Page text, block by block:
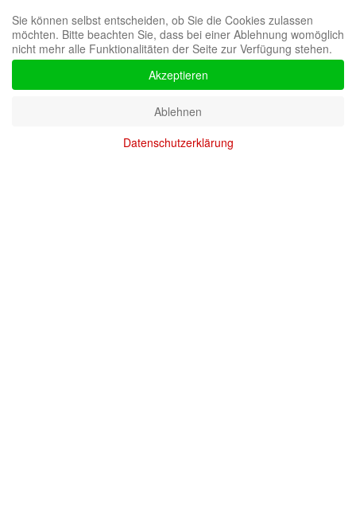
Sie können selbst entscheiden, ob Sie die Cookies zulassen
möchten. Bitte beachten Sie, dass bei einer Ablehnung womöglich
nicht mehr alle Funktionalitäten der Seite zur Verfügung stehen.
Akzeptieren
Ablehnen
Datenschutzerklärung